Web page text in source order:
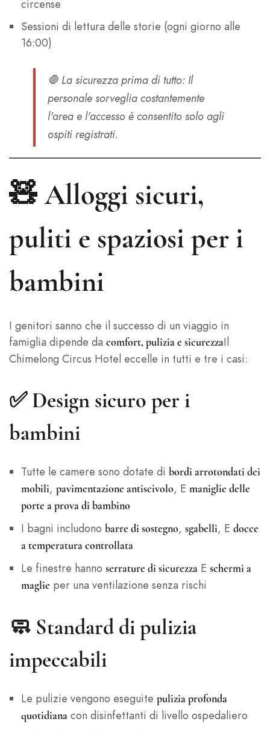
circense
Sessioni di lettura delle storie (ogni giorno alle
16:00)
🛑 La sicurezza prima di tutto: Il
personale sorveglia costantemente
l'area e l'accesso è consentito solo agli
ospiti registrati.
🧸Alloggi sicuri,
puliti e spaziosi per i
bambini
I genitori sanno che il successo di un viaggio in
famiglia dipende da comfort, pulizia e sicurezzaIl
Chimelong Circus Hotel eccelle in tutti e tre i casi:
✅Design sicuro per i
bambini
Tutte le camere sono dotate di bordi arrotondati dei
mobili, pavimentazione antiscivolo, E maniglie delle
porte a prova di bambino
I bagni includono barre di sostegno, sgabelli, E docce
a temperatura controllata
Le finestre hanno serrature di sicurezzaE schermi a
maglie per una ventilazione senza rischi
🧼 Standard di pulizia
impeccabili
Le pulizie vengono eseguite pulizia profonda
quotidianacon disinfettanti di livello ospedaliero